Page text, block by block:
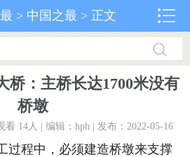
> 中国之最 > 正文
桥：主桥长达1700米没有
桥墩
看 14人 | 编辑：hph | 发布：2022-05-16
过程中，必须建造桥墩来支撑